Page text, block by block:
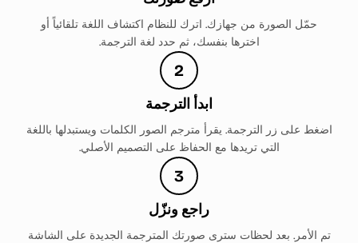
حمّل الصورة من جهازك. اترك للنظام اكتشاف اللغة تلقائياً أو
اخترها بنفسك، ثم حدد لغة الترجمة.
2
ابدأ الترجمة
اضغط على زر الترجمة. يقرأ مترجم الصور الكلمات ويستبدلها باللغة
التي تريدها مع الحفاظ على التصميم الأصلي.
3
راجع ونزّل
تم الأمر. بعد لحظات سترى صورتك المترجمة الجديدة على الشاشة